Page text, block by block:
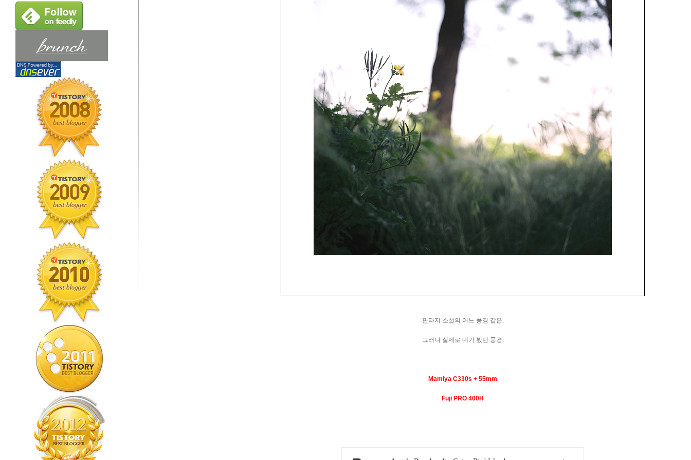
판타지 소설의 어느 풍경 같은,
그러나 실제로 내가 봤던 풍경.
Mamiya C330s + 55mm
Fuji PRO 400H